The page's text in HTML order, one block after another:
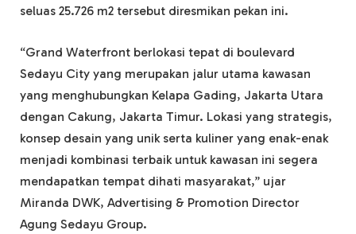
seluas 25.726 m2 tersebut diresmikan pekan ini.
“Grand Waterfront berlokasi tepat di boulevard
Sedayu City yang merupakan jalur utama kawasan
yang menghubungkan Kelapa Gading, Jakarta Utara
dengan Cakung, Jakarta Timur. Lokasi yang strategis,
konsep desain yang unik serta kuliner yang enak-enak
menjadi kombinasi terbaik untuk kawasan ini segera
mendapatkan tempat dihati masyarakat,” ujar
Miranda DWK, Advertising & Promotion Director
Agung Sedayu Group.